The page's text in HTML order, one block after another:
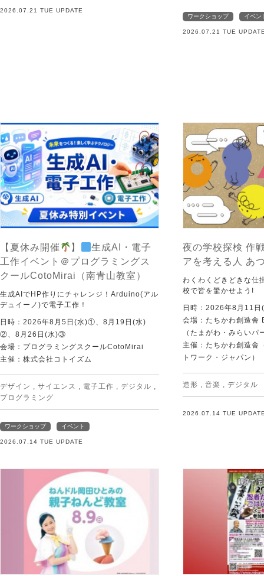
2026.07.21 TUE UPDATE
ワークショップ イベン
2026.07.21 TUE
【夏休み開催 】
生成AI・電子
工作イベント＠プログラミングス
クールCotoMirai（南青山教室）
生成AIでHP作りにチャレンジ！Arduino(アル
デュイーノ)で電子工作！
日時：2026年8月5日(水)①、8月19日(水)
②、8月26日(水)③
会場：プログラミングスクールCotoMirai
主催：株式会社コトイズム
デザイン , サイエンス , 電子工作 , デジタル ,
プログラミング
ワークショップ イベント
2026.07.14 TUE UPDATE
夜の学校探検 作
アを考える人 あ
わくわくどきどきな仕
校で皆を驚かせよう!
日時：2026年8月11日
会場：たちかわ創造舎
（たまがわ・みらいパ
主催：たちかわ創造舎
トワーク・ジャパン）
造形 , 音楽 , デジタル
2026.07.14 TUE